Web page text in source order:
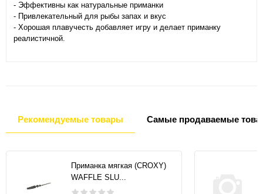
- Эффективны как натуральные приманки
- Привлекательный для рыбы запах и вкус
- Хорошая плавучесть добавляет игру и делает приманку
реалистичной.
Рекомендуемые товары Самые продаваемые
Приманка мягкая (CROXY)
WAFFLE SLU...